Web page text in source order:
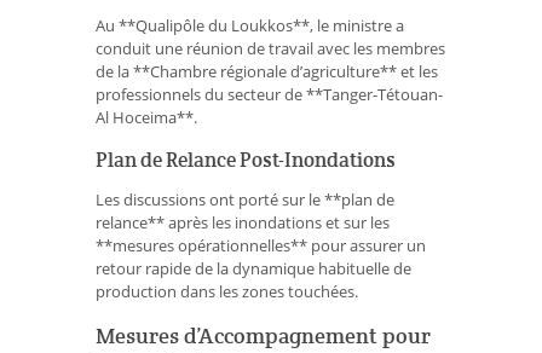
Au **Qualipôle du Loukkos**, le ministre a
conduit une réunion de travail avec les membres
de la **Chambre régionale d’agriculture** et les
professionnels du secteur de **Tanger-Tétouan-
Al Hoceima**.
Plan de Relance Post-Inondations
Les discussions ont porté sur le **plan de
relance** après les inondations et sur les
**mesures opérationnelles** pour assurer un
retour rapide de la dynamique habituelle de
production dans les zones touchées.
Mesures d’Accompagnement pour